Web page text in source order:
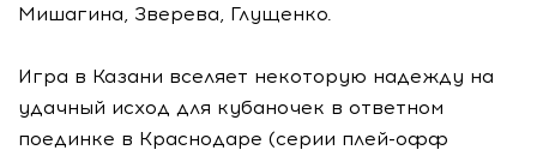
Мишагина, Зверева, Глущенко.
Игра в Казани вселяет некоторую надежду на
удачный исход для кубаночек в ответном
поединке в Краснодаре (серии плей-офф